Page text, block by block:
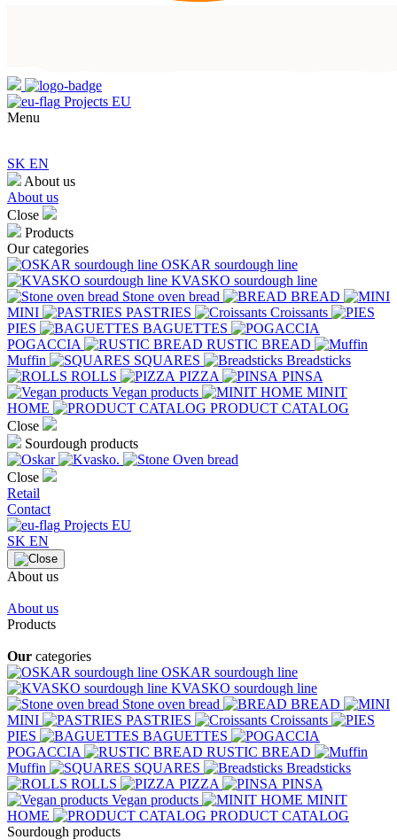
Projects EU
Menu
SK EN
About us
About us
Close
Products
Our categories
OSKAR sourdough line
KVASKO sourdough line
Stone oven bread
BREAD
MINI
PASTRIES
Croissants
PIES
BAGUETTES
POGACCIA
RUSTIC BREAD
Muffin
SQUARES
Breadsticks
ROLLS
PIZZA
PINSA
Vegan products
MINIT
HOME
PRODUCT CATALOG
Close
Sourdough products
Close
Retail
Contact
Projects EU
SK EN
About us
About us
Products
Our categories
OSKAR sourdough line
KVASKO sourdough line
Stone oven bread
BREAD
MINI
PASTRIES
Croissants
PIES
BAGUETTES
POGACCIA
RUSTIC BREAD
Muffin
SQUARES
Breadsticks
ROLLS
PIZZA
PINSA
Vegan products
MINIT
HOME
PRODUCT CATALOG
Sourdough products